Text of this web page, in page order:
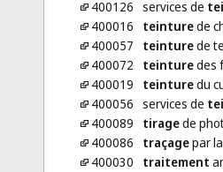
400126 services de
400016
teinturede
400057
teinturede
400072
teinturedes
400019
teinturedu
400056 services de
400089
tiragede
400086
traçagepar
400030
traitement